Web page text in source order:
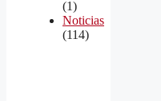
(1)
Noticias
(114)